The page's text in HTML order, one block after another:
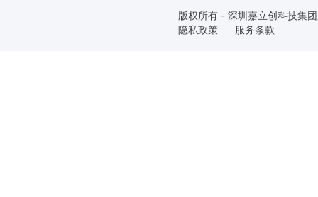
版权所有 - 深圳嘉立创科技集
隐私政策
服务条款